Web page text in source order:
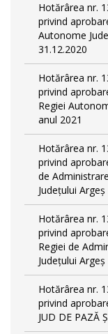
Hotărârea nr.
privind
Autonome
31.12.2020
Hotărârea nr.
privind
Regiei
anul 2021
Hotărârea nr.
privind
de
Județului
Hotărârea nr.
privind
Regiei de
Județului
Hotărârea nr.
privind
JUD DE PAZĂ